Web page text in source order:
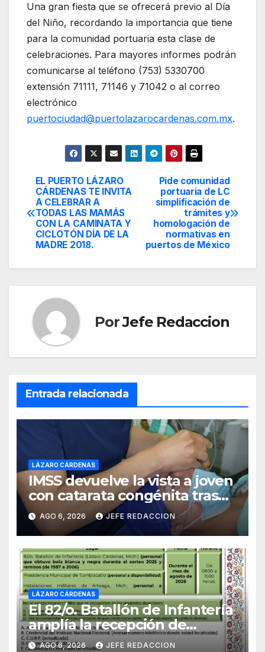
Una gran fiesta que se ofrecerá previo al Día
del Niño, recordando la importancia que tiene
para la comunidad portuaria esta clase de
celebraciones. Para mayores informes podrán
comunicarse al teléfono (753) 5330700
extensión 71111, 71146 y 71042 o al correo
electrónico
puertociudad@puertolazarocardenas.com.mx.
Navegación
de
entradas
Pide comunidad
portuaria de LC
simplificación de
trámites y
homologación de
normativas en
puertos de México
EL PUERTO LÁZARO
CÁRDENAS TE INVITA
A CELEBRAR A
TODAS LAS MAMÁS
CON LA CAMINATA Y
CICLOTÓN DÍA DE LA
MADRE 2018.
PorJefe Redaccion
Entrada relacionada
LÁZARO CÁRDENAS
IMSS devuelve la vista a joven
con catarata congénita tras
23 años de limitación visual
AGO 6, 2026 JEFE REDACCION
LÁZARO CÁRDENAS
El 82/o. Batallón de Infantería
amplía la recepción de
documentos para obtener La
AGO 6, 2026 JEFE REDACCION